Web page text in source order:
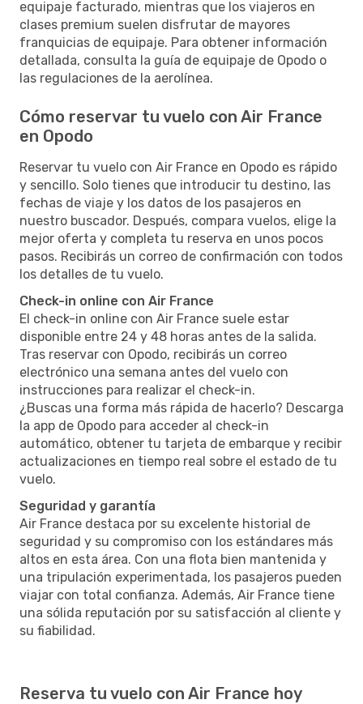
equipaje facturado, mientras que los viajeros en
clases premium suelen disfrutar de mayores
franquicias de equipaje. Para obtener información
detallada, consulta la guía de equipaje de Opodo o
las regulaciones de la aerolínea.
Cómo reservar tu vuelo con Air France
en Opodo
Reservar tu vuelo con Air France en Opodo es rápido
y sencillo. Solo tienes que introducir tu destino, las
fechas de viaje y los datos de los pasajeros en
nuestro buscador. Después, compara vuelos, elige la
mejor oferta y completa tu reserva en unos pocos
pasos. Recibirás un correo de confirmación con todos
los detalles de tu vuelo.
Check-in online con Air France
El check-in online con Air France suele estar
disponible entre 24 y 48 horas antes de la salida.
Tras reservar con Opodo, recibirás un correo
electrónico una semana antes del vuelo con
instrucciones para realizar el check-in.
¿Buscas una forma más rápida de hacerlo? Descarga
la app de Opodo para acceder al check-in
automático, obtener tu tarjeta de embarque y recibir
actualizaciones en tiempo real sobre el estado de tu
vuelo.
Seguridad y garantía
Air France destaca por su excelente historial de
seguridad y su compromiso con los estándares más
altos en esta área. Con una flota bien mantenida y
una tripulación experimentada, los pasajeros pueden
viajar con total confianza. Además, Air France tiene
una sólida reputación por su satisfacción al cliente y
su fiabilidad.
Reserva tu vuelo con Air France hoy